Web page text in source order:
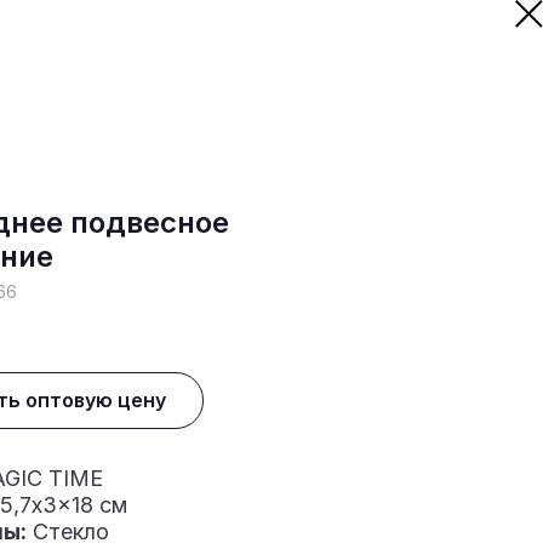
подвесное
оптовую цену
TIME
5,7x3x18 см
Стекло